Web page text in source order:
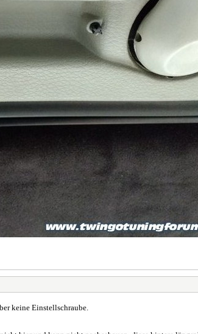
keine Einstellschraube.